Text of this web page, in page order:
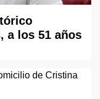
a los 51 años